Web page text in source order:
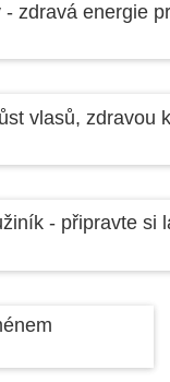
zdravá energie
vlasů, zdravou
- připravte si